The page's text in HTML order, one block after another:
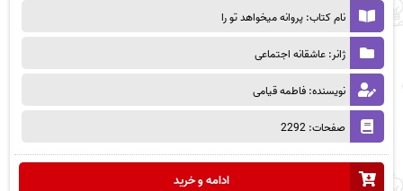
نام کتاب: پروانه میخواهد تو را
ژانر: عاشقانه اجتماعی
نویسنده: فاطمه قیامی
صفحات: 2292
ادامه و خرید